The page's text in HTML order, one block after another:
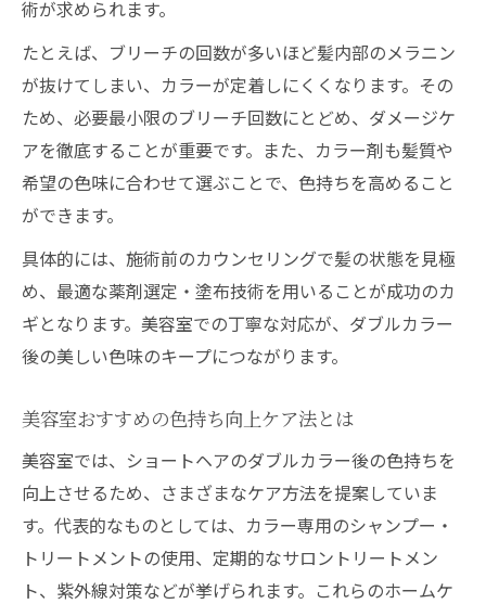
術が求められます。
たとえば、ブリーチの回数が多いほど髪内部のメラニン
が抜けてしまい、カラーが定着しにくくなります。その
ため、必要最小限のブリーチ回数にとどめ、ダメージケ
アを徹底することが重要です。また、カラー剤も髪質や
希望の色味に合わせて選ぶことで、色持ちを高めること
ができます。
具体的には、施術前のカウンセリングで髪の状態を見極
め、最適な薬剤選定・塗布技術を用いることが成功のカ
ギとなります。美容室での丁寧な対応が、ダブルカラー
後の美しい色味のキープにつながります。
美容室おすすめの色持ち向上ケア法とは
美容室では、ショートヘアのダブルカラー後の色持ちを
向上させるため、さまざまなケア方法を提案していま
す。代表的なものとしては、カラー専用のシャンプー・
トリートメントの使用、定期的なサロントリートメン
ト、紫外線対策などが挙げられます。これらのホームケ